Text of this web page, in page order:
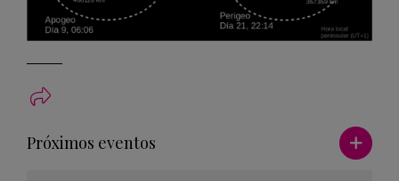
Próximos eventos Ver más